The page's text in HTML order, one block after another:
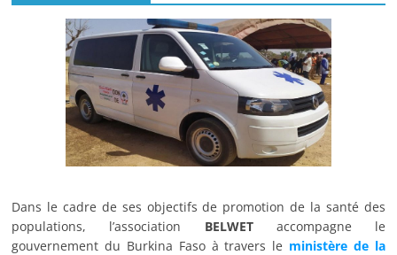
Dans le cadre de ses objectifs de promotion de la santé des
populations, l’association BELWETaccompagne le
gouvernement du Burkina Faso à travers le ministère de la